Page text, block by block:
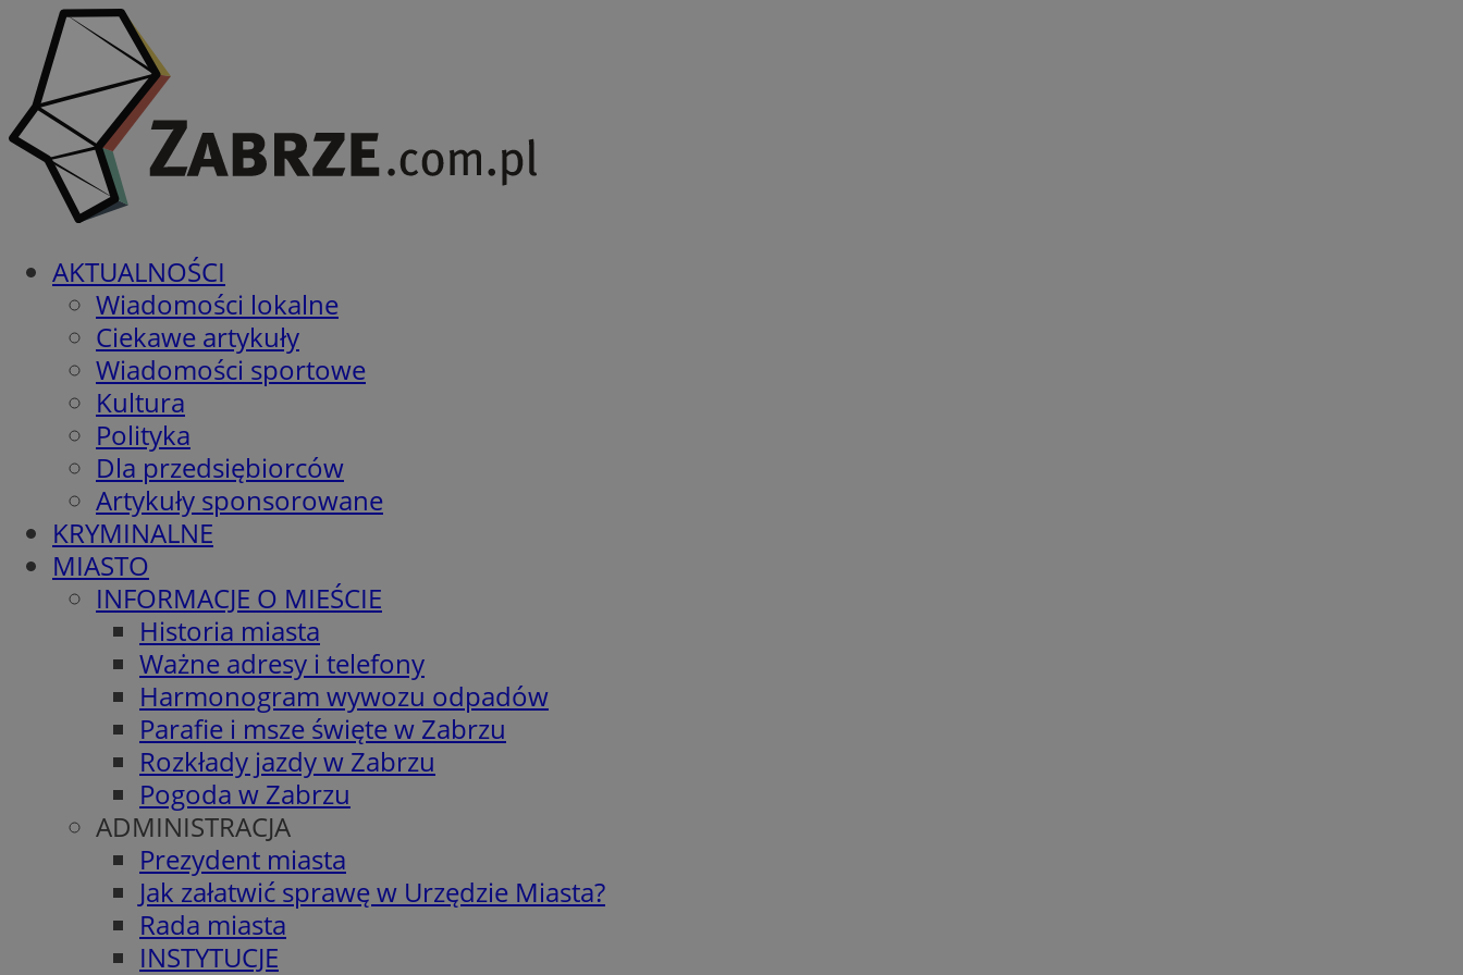
AKTUALNOŚCI
Wiadomości lokalne
Ciekawe artykuły
Wiadomości sportowe
Kultura
Polityka
Dla przedsiębiorców
Artykuły sponsorowane
KRYMINALNE
MIASTO
INFORMACJE O MIEŚCIE
Historia miasta
Ważne adresy i telefony
Harmonogram wywozu odpadów
Parafie i msze święte w Zabrzu
Rozkłady jazdy w Zabrzu
Pogoda w Zabrzu
ADMINISTRACJA
Prezydent miasta
Jak załatwić sprawę w Urzędzie Miasta?
Rada miasta
INSTYTUCJE